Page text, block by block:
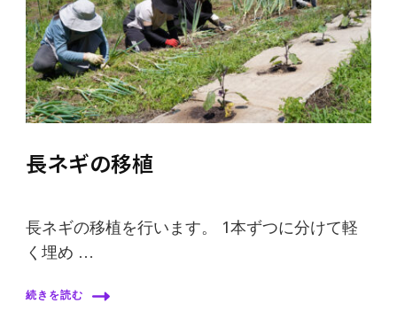
長ネギの移植
長ネギの移植を行います。 1本ずつに分けて軽
く埋め …
続きを読む